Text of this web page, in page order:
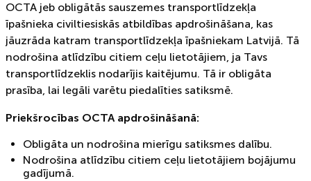
OCTA jeb obligātās sauszemes transportlīdzekļa
īpašnieka civiltiesiskās atbildības apdrošināšana, kas
jāuzrāda katram transportlīdzekļa īpašniekam Latvijā. Tā
nodrošina atlīdzību citiem ceļu lietotājiem, ja Tavs
transportlīdzeklis nodarījis kaitējumu. Tā ir obligāta
prasība, lai legāli varētu piedalīties satiksmē.
Priekšrocības OCTA apdrošināšanā:
Obligāta un nodrošina mierīgu satiksmes dalību.
Nodrošina atlīdzību citiem ceļu lietotājiem bojājumu
gadījumā.